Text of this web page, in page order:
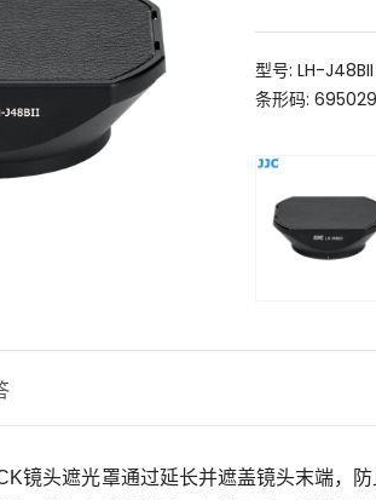
型号: LH-J48BII
条形码:
镜头遮光罩通过延长并遮盖镜头末端，